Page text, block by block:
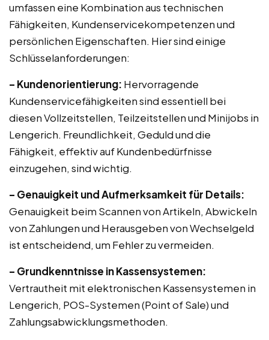
umfassen eine Kombination aus technischen
Fähigkeiten, Kundenservicekompetenzen und
persönlichen Eigenschaften. Hier sind einige
Schlüsselanforderungen:
– Kundenorientierung: Hervorragende
Kundenservicefähigkeiten sind essentiell bei
diesen Vollzeitstellen, Teilzeitstellen und Minijobs in
Lengerich. Freundlichkeit, Geduld und die
Fähigkeit, effektiv auf Kundenbedürfnisse
einzugehen, sind wichtig.
– Genauigkeit und Aufmerksamkeit für Details:
Genauigkeit beim Scannen von Artikeln, Abwickeln
von Zahlungen und Herausgeben von Wechselgeld
ist entscheidend, um Fehler zu vermeiden.
– Grundkenntnisse in Kassensystemen:
Vertrautheit mit elektronischen Kassensystemen in
Lengerich, POS-Systemen (Point of Sale) und
Zahlungsabwicklungsmethoden.